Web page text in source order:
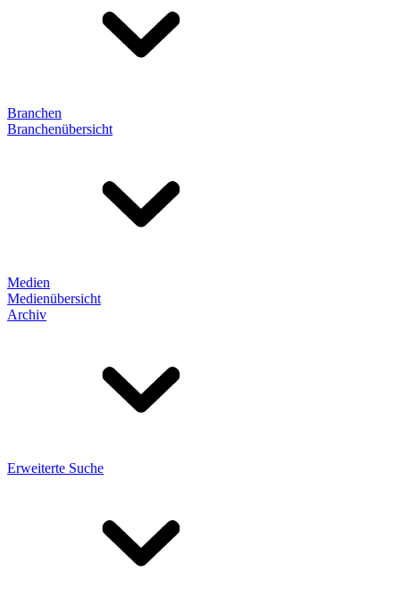
Branchen
Branchenübersicht
Medien
Medienübersicht
Archiv
Erweiterte Suche